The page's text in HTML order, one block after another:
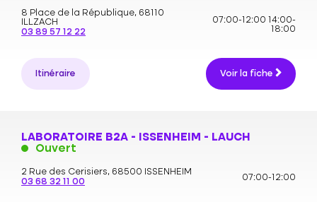
8 Place de la République, 68110
ILLZACH
03 89 57 12 22
07:00-12:00
14:00-
18:00
Itinéraire Voir la fiche
LABORATOIRE B2A - ISSENHEIM - LAUCH
Ouvert
2 Rue des Cerisiers, 68500 ISSENHEIM
03 68 32 11 00
07:00-12:00